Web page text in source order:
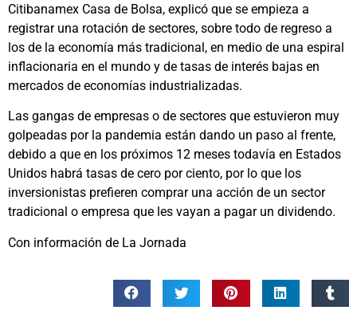
Citibanamex Casa de Bolsa, explicó que se empieza a
registrar una rotación de sectores, sobre todo de regreso a
los de la economía más tradicional, en medio de una espiral
inflacionaria en el mundo y de tasas de interés bajas en
mercados de economías industrializadas.
Las gangas de empresas o de sectores que estuvieron muy
golpeadas por la pandemia están dando un paso al frente,
debido a que en los próximos 12 meses todavía en Estados
Unidos habrá tasas de cero por ciento, por lo que los
inversionistas prefieren comprar una acción de un sector
tradicional o empresa que les vayan a pagar un dividendo.
Con información de La Jornada